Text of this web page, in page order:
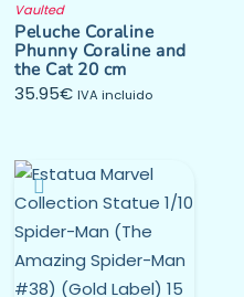
Vaulted
Peluche Coraline
Phunny Coraline and
the Cat 20 cm
35.95€ IVA incluido